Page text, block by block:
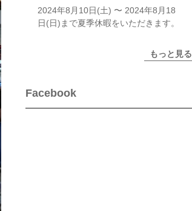
2024年8月10日(土) 〜 2024年8月18
日(日)まで夏季休暇をいただきます。
もっと見る
Facebook